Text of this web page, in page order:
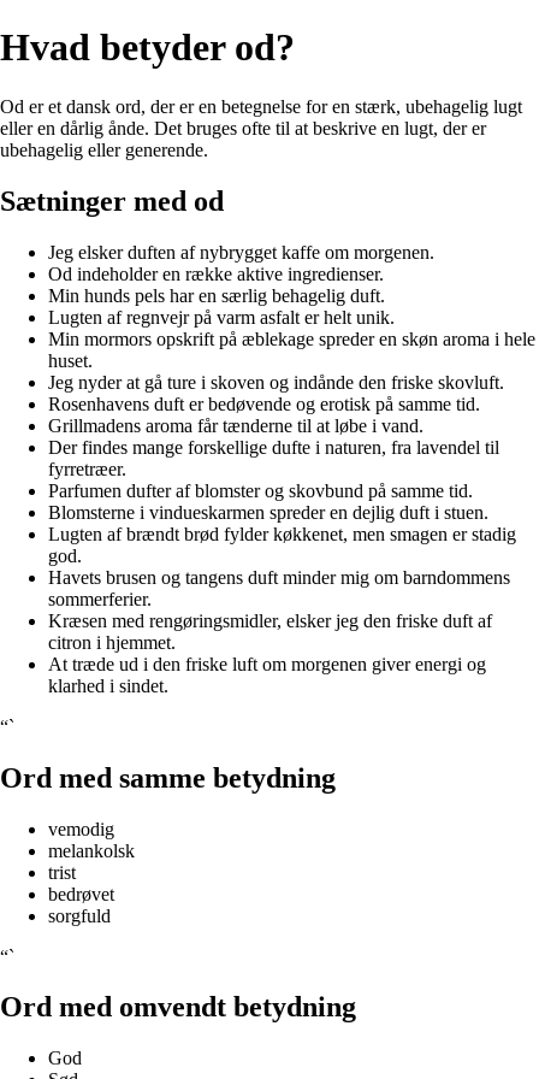
Hvad betyder od?
Od er et dansk ord, der er en betegnelse for en stærk, ubehagelig lugt
eller en dårlig ånde. Det bruges ofte til at beskrive en lugt, der er
ubehagelig eller generende.
Sætninger med od
Jeg elsker duften af nybrygget kaffe om morgenen.
Od indeholder en række aktive ingredienser.
Min hunds pels har en særlig behagelig duft.
Lugten af regnvejr på varm asfalt er helt unik.
Min mormors opskrift på æblekage spreder en skøn aroma i hele
huset.
Jeg nyder at gå ture i skoven og indånde den friske skovluft.
Rosenhavens duft er bedøvende og erotisk på samme tid.
Grillmadens aroma får tænderne til at løbe i vand.
Der findes mange forskellige dufte i naturen, fra lavendel til
fyrretræer.
Parfumen dufter af blomster og skovbund på samme tid.
Blomsterne i vindueskarmen spreder en dejlig duft i stuen.
Lugten af brændt brød fylder køkkenet, men smagen er stadig
god.
Havets brusen og tangens duft minder mig om barndommens
sommerferier.
Kræsen med rengøringsmidler, elsker jeg den friske duft af
citron i hjemmet.
At træde ud i den friske luft om morgenen giver energi og
klarhed i sindet.
“`
Ord med samme betydning
vemodig
melankolsk
trist
bedrøvet
sorgfuld
“`
Ord med omvendt betydning
God